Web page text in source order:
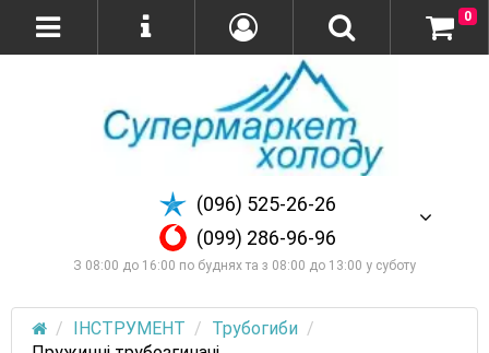
(096) 525-26-26
(099) 286-96-96
З 08:00 до 16:00 по буднях та з 08:00 до 13:00 у суботу
0
ІНСТРУМЕНТ
Трубогиби